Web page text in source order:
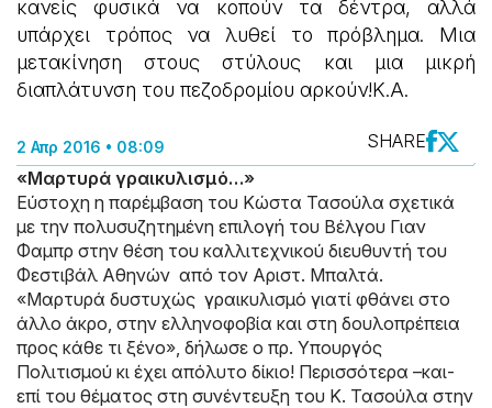
κανείς φυσικά να κοπούν τα δέντρα, αλλά
υπάρχει τρόπος να λυθεί το πρόβλημα. Μια
μετακίνηση στους στύλους και μια μικρή
διαπλάτυνση του πεζοδρομίου αρκούν!Κ.Α.
2 Απρ 2016 • 08:09
SHARE
«Μαρτυρά γραικυλισμό…»
Εύστοχη η παρέμβαση του Κώστα Τασούλα σχετικά
με την πολυσυζητημένη επιλογή του Βέλγου Γιαν
Φαμπρ στην θέση του καλλιτεχνικού διευθυντή του
Φεστιβάλ Αθηνών από τον Αριστ. Μπαλτά.
«Μαρτυρά δυστυχώς γραικυλισμό γιατί φθάνει στο
άλλο άκρο, στην ελληνοφοβία και στη δουλοπρέπεια
προς κάθε τι ξένο», δήλωσε ο πρ. Υπουργός
Πολιτισμού κι έχει απόλυτο δίκιο! Περισσότερα –και-
επί του θέματος στη συνέντευξη του Κ. Τασούλα στην